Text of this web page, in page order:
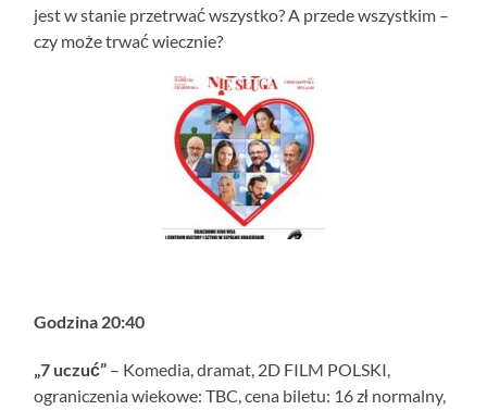
jest w stanie przetrwać wszystko? A przede wszystkim –
czy może trwać wiecznie?
Godzina 20:40
„7 uczuć” – Komedia, dramat, 2D FILM POLSKI,
ograniczenia wiekowe: TBC, cena biletu: 16 zł normalny,